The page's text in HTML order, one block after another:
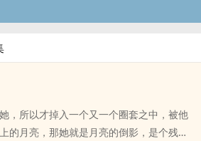
，所以才掉入一个又一个圈套之中，被他
的月亮，那她就是月亮的倒影，是个残缺